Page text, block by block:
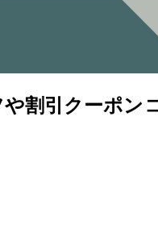
や割引クーポン